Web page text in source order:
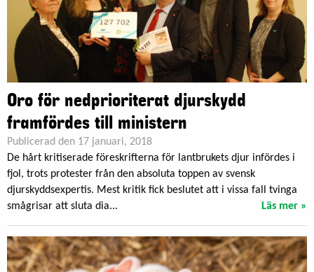
Oro för nedprioriterat djurskydd
framfördes till ministern
Publicerad den 17 januari, 2018
De hårt kritiserade föreskrifterna för lantbrukets djur infördes i
fjol, trots protester från den absoluta toppen av svensk
djurskyddsexpertis. Mest kritik fick beslutet att i vissa fall tvinga
smågrisar att sluta dia...
Läs mer »